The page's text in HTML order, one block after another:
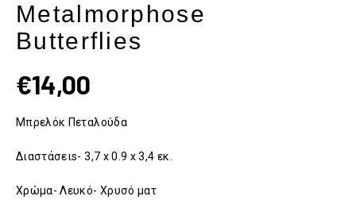
Metalmorphose
Butterflies
€14,00
Μπρελόκ Πεταλούδα
Διαστάσειs- 3,7 x 0.9 x 3,4 εκ.
Χρώμα- Λευκό- Χρυσό ματ